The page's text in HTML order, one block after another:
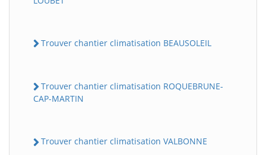
Trouver chantier climatisation BEAUSOLEIL
Trouver chantier climatisation ROQUEBRUNE-
CAP-MARTIN
Trouver chantier climatisation VALBONNE